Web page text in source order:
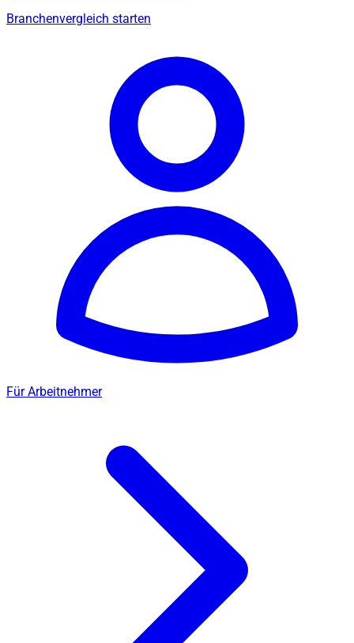
Branchenvergleich starten
Für Arbeitnehmer